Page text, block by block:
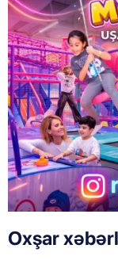
Oxşar